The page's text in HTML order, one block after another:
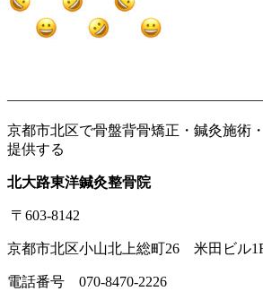
京都市北区で骨盤背骨矯正・鍼灸施術
提供する
北大路東洋鍼灸整骨院
〒603-8142
京都市北区小山北上総町26 米田ビル
電話番号 070-8470-2226